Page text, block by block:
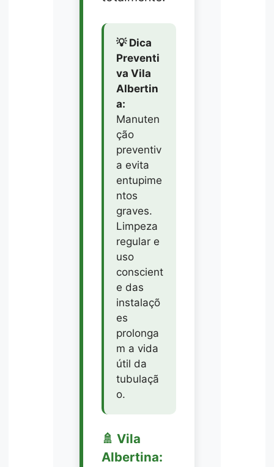
💡 Dica
Preventi
va Vila
Albertin
a:
Manuten
ção
preventiv
a evita
entupime
ntos
graves.
Limpeza
regular e
uso
conscient
e das
instalaçõ
es
prolonga
m a vida
útil da
tubulaçã
o.
🚿 Vila
Albertina: